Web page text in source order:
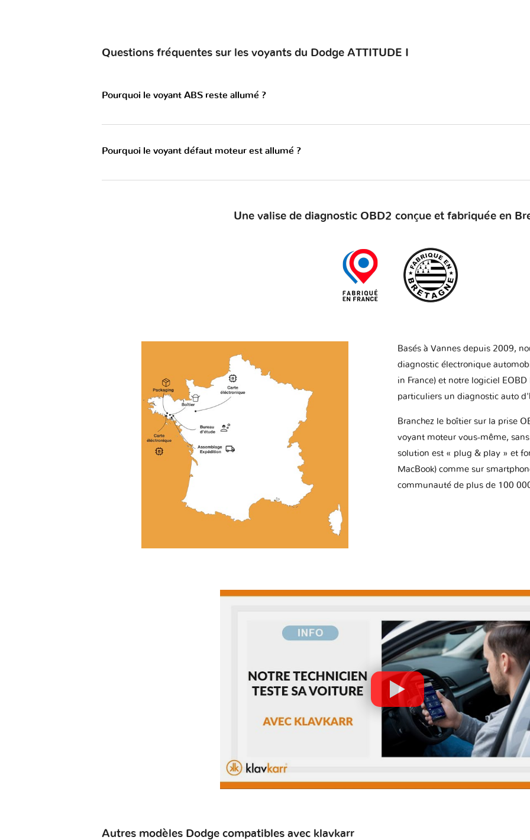
Questions fréquentes sur les voyants du Dodge ATTITUDE I
Pourquoi le voyant ABS reste allumé ?
Pourquoi le voyant défaut moteur est allumé ?
Une valise de diagnostic OBD2 conçue et fabriquée en
Basés à Vannes depuis 2009,
diagnostic électronique
in France) et notre logiciel
particuliers un diagnostic auto
Branchez le boîtier sur la prise
voyant moteur vous-même,
solution est « plug & play » et
MacBook) comme sur
communauté de plus de 100
Autres modèles Dodge compatibles avec klavkarr